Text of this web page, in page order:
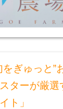
をぎゅっと
ターが厳選
ト」